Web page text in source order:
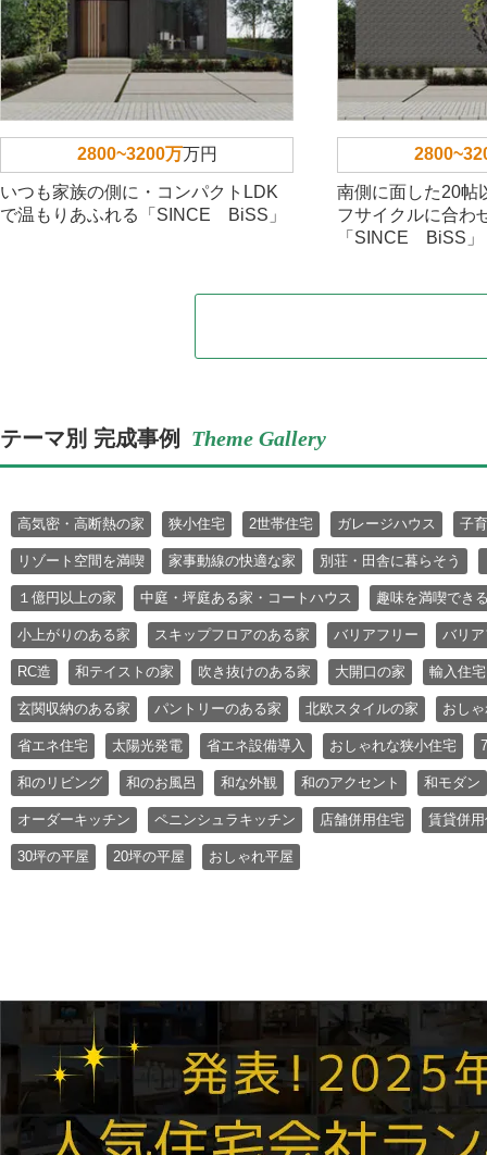
2800~3200万万円
いつも家族の側に・コンパクトLDK
で温もりあふれる「SINCE BiSS」
南側に面した20帖
フサイクルに合わ
「SINCE BiSS」
テーマ別 完成事例 Theme Gallery
高気密・高断熱の家 狭小住宅 2世帯住宅 ガレージハウス 子
リゾート空間を満喫 家事動線の快適な家 別荘・田舎に暮らそう
１億円以上の家 中庭・坪庭ある家・コートハウス 趣味を満喫でき
小上がりのある家 スキップフロアのある家 バリアフリー バリ
RC造 和テイストの家 吹き抜けのある家 大開口の家 輸入住宅
玄関収納のある家 パントリーのある家 北欧スタイルの家 おし
省エネ住宅 太陽光発電 省エネ設備導入 おしゃれな狭小住宅
和のリビング 和のお風呂 和な外観 和のアクセント 和モダン
オーダーキッチン ペニンシュラキッチン 店舗併用住宅 賃貸併
30坪の平屋 20坪の平屋 おしゃれ平屋